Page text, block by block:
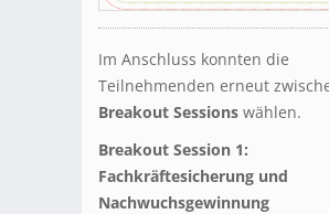
Im Anschluss konnten die
Teilnehmenden erneut
Breakout Sessions wählen.
Breakout Session 1:
Fachkräftesicherung und
Nachwuchsgewinnung